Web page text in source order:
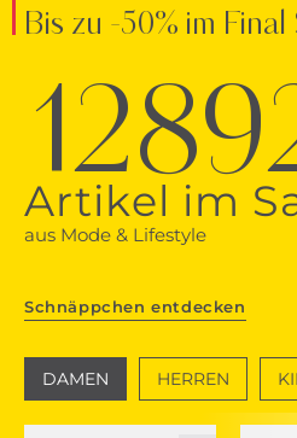
Bis zu -50% im Final
Artikel im
aus Mode & Lifestyle
Schnäppchen entdecken
DAMEN HERREN